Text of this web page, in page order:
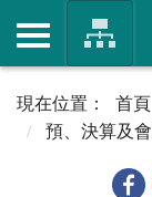
首頁
預、決算及